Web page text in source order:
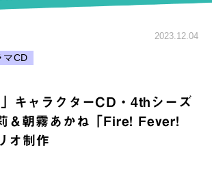
2023.12.04
マCD
」キャラクターCD・4thシーズ
＆朝霧あかね「Fire! Fever!
オ制作